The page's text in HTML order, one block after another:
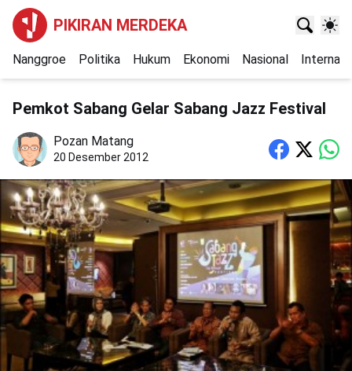
PIKIRAN MERDEKA
Nanggroe Politika Hukum Ekonomi Nasional
Pemkot Sabang Gelar Sabang Jazz Festival
Pozan Matang
20 Desember 2012